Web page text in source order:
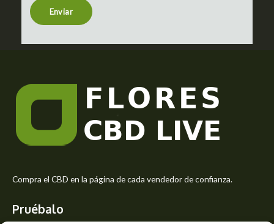
t
r
s
e
Enviar
Compra el CBD en la página de cada vendedor de confianza.
Pruébalo